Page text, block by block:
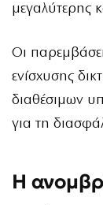
μεγαλύτερης
Οι
ενίσχυσης
διαθέσιμων
για τη
Η